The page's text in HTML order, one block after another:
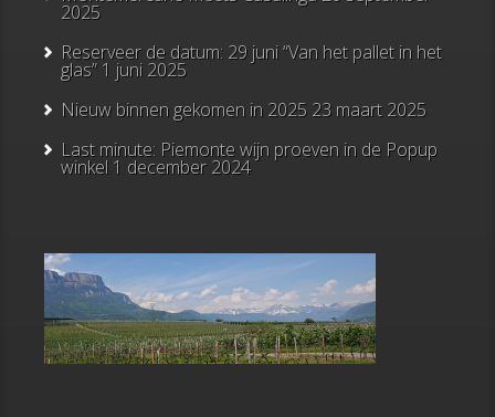
2025
Reserveer de datum: 29 juni “Van het pallet in het
glas” 1 juni 2025
Nieuw binnen gekomen in 2025 23 maart 2025
Last minute: Piemonte wijn proeven in de Popup
winkel 1 december 2024